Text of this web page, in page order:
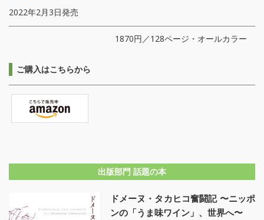
2022年2月3日発売
1870円／128ページ・オールカラー
ご購入はこちらから
出版部門 話題の本
ドメーヌ・タカヒコ奮闘記 〜ニッポ
ンの「うま味ワイン」、世界へ〜